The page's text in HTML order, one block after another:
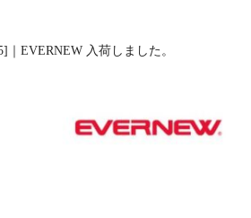
｜EVERNEW 入荷しました。